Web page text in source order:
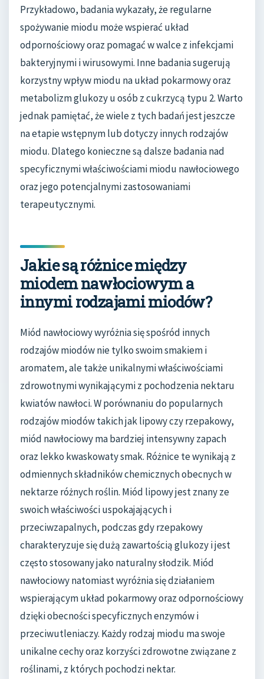
Przykładowo, badania wykazały, że regularne
spożywanie miodu może wspierać układ
odpornościowy oraz pomagać w walce z infekcjami
bakteryjnymi i wirusowymi. Inne badania sugerują
korzystny wpływ miodu na układ pokarmowy oraz
metabolizm glukozy u osób z cukrzycą typu 2. Warto
jednak pamiętać, że wiele z tych badań jest jeszcze
na etapie wstępnym lub dotyczy innych rodzajów
miodu. Dlatego konieczne są dalsze badania nad
specyficznymi właściwościami miodu nawłociowego
oraz jego potencjalnymi zastosowaniami
terapeutycznymi.
Jakie są różnice między
miodem nawłociowym a
innymi rodzajami miodów?
Miód nawłociowy wyróżnia się spośród innych
rodzajów miodów nie tylko swoim smakiem i
aromatem, ale także unikalnymi właściwościami
zdrowotnymi wynikającymi z pochodzenia nektaru
kwiatów nawłoci. W porównaniu do popularnych
rodzajów miodów takich jak lipowy czy rzepakowy,
miód nawłociowy ma bardziej intensywny zapach
oraz lekko kwaskowaty smak. Różnice te wynikają z
odmiennych składników chemicznych obecnych w
nektarze różnych roślin. Miód lipowy jest znany ze
swoich właściwości uspokajających i
przeciwzapalnych, podczas gdy rzepakowy
charakteryzuje się dużą zawartością glukozy i jest
często stosowany jako naturalny słodzik. Miód
nawłociowy natomiast wyróżnia się działaniem
wspierającym układ pokarmowy oraz odpornościowy
dzięki obecności specyficznych enzymów i
przeciwutleniaczy. Każdy rodzaj miodu ma swoje
unikalne cechy oraz korzyści zdrowotne związane z
roślinami, z których pochodzi nektar.